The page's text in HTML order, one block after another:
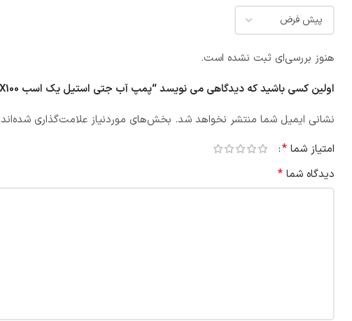
هنوز بررسی‌ای ثبت نشده است.
اولین کسی باشید که دیدگاهی می نویسد “پمپ آب جتی استیل یک اسب INOX100”
نشانی ایمیل شما منتشر نخواهد شد. بخش‌های موردنیاز علامت‌گذاری شده‌اند
امتیاز شما *
دیدگاه شما *